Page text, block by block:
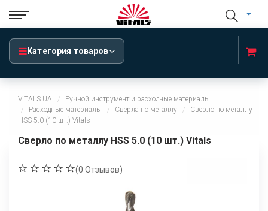
Категория товаров
VITALS.UA
Ручной инструмент и расходные материалы
Расходные материалы
Свёрла по металлу
Сверло по металлу
HSS 5.0 (10 шт.) Vitals
Сверло по металлу HSS 5.0 (10 шт.) Vitals
(0 Отзывов)